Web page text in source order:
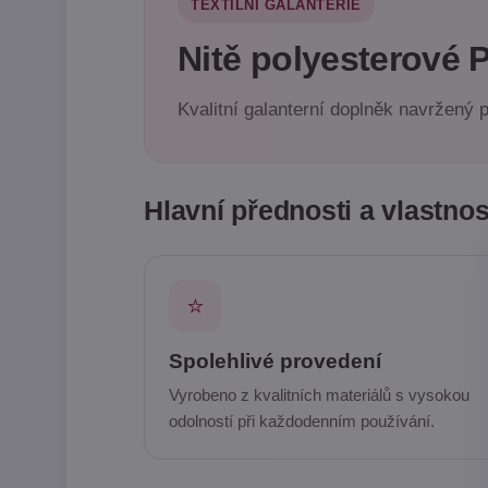
TEXTILNÍ GALANTERIE
Nitě polyesterové
Kvalitní galanterní doplněk navržený
Hlavní přednosti a
⭐
Spolehlivé provedení
Vyrobeno z kvalitních materiálů s vysokou
odolností při každodenním používání.